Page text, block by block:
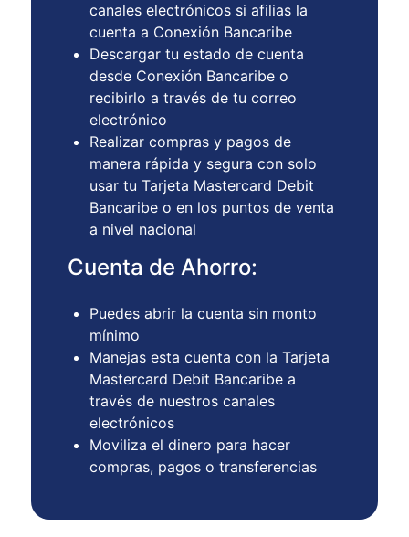
canales electrónicos si afilias la
cuenta a Conexión Bancaribe
Descargar tu estado de cuenta
desde Conexión Bancaribe o
recibirlo a través de tu correo
electrónico
Realizar compras y pagos de
manera rápida y segura con solo
usar tu Tarjeta Mastercard Debit
Bancaribe o en los puntos de venta
a nivel nacional
Cuenta de Ahorro:
Puedes abrir la cuenta sin monto
mínimo
Manejas esta cuenta con la Tarjeta
Mastercard Debit Bancaribe a
través de nuestros canales
electrónicos
Moviliza el dinero para hacer
compras, pagos o transferencias